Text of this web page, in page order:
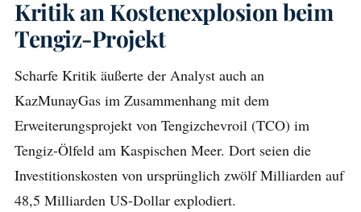
Kritik an Kostenexplosion beim
Tengiz-Projekt
Scharfe Kritik äußerte der Analyst auch an
KazMunayGas im Zusammenhang mit dem
Erweiterungsprojekt von Tengizchevroil (TCO) im
Tengiz-Ölfeld am Kaspischen Meer. Dort seien die
Investitionskosten von ursprünglich zwölf Milliarden auf
48,5 Milliarden US-Dollar explodiert.